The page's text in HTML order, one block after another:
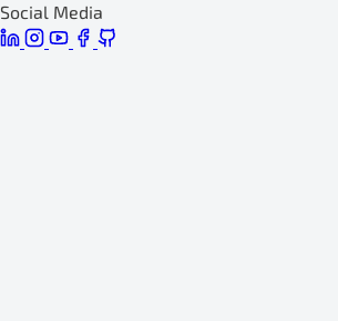
Social Media